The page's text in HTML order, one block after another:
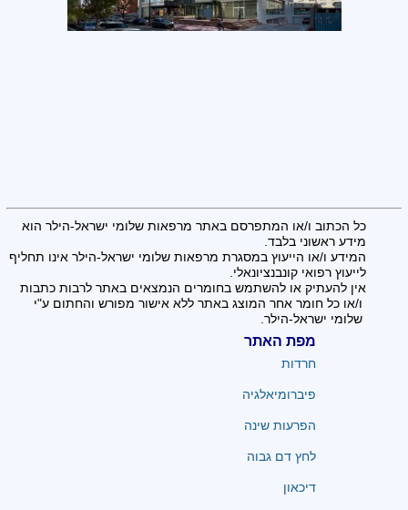
כל הכתוב ו/או המתפרסם באתר מרפאות שלומי ישראל-הילר הוא
מידע ראשוני בלבד.
המידע ו/או הייעוץ במסגרת מרפאות שלומי ישראל-הילר אינו תחליף
לייעוץ רפואי קונבנציונאלי.
אין להעתיק או להשתמש בחומרים הנמצאים באתר לרבות כתבות
ו/או כל חומר אחר המוצג באתר ללא אישור מפורש והחתום ע"י
שלומי ישראל-הילר.
מפת האתר
חרדות
פיברומיאלגיה
הפרעות שינה
לחץ דם גבוה
דיכאון